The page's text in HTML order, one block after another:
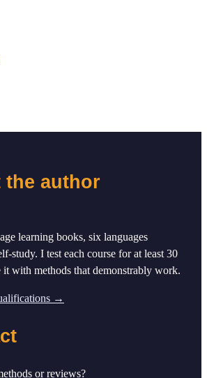
the author
learning books, six languages
study. I test each course for at least 30
it with methods that demonstrably work.
→
or reviews?